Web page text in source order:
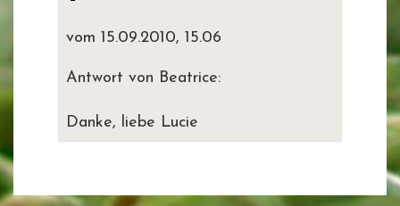
vom 15.09.2010, 15.06
Antwort von Beatrice:
Danke, liebe Lucie